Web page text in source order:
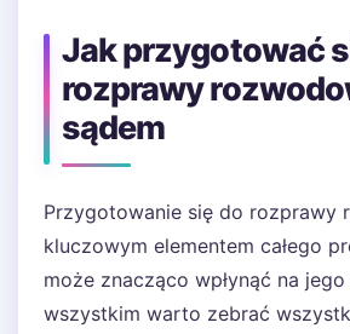
Jak przygotować
rozprawy
sądem
Przygotowanie się do rozprawy
kluczowym elementem całego
może znacząco wpłynąć na
wszystkim warto zebrać